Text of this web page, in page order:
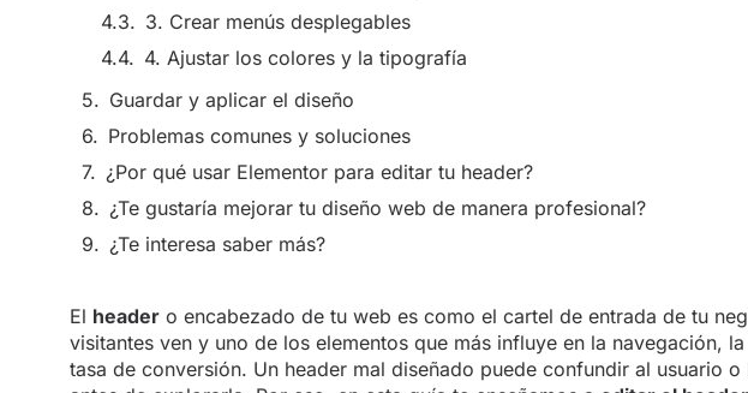
¿Por qué usar Elementor para editar tu header?
¿Te gustaría mejorar tu diseño web de manera profesional?
¿Te interesa saber más?
El headero encabezado de tu web es como el cartel de entrada de tu
tasa de conversión. Un header mal diseñado puede confundir al usuario o
antes de explorarla. Por eso, en esta guía te enseñamos a
¿Qué es un header y por qué es
El header
suele estar presente en todas las páginas de una web e